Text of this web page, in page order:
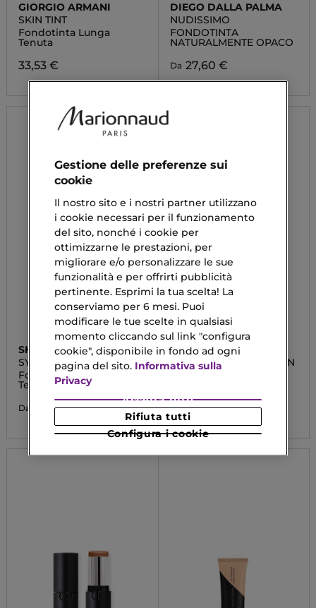
GIORGIO ARMANI
SKIN TINT
Fondotinta Lunga
Tenuta
33,53 €
DIEGO DALLA PALMA
NUDISSIMO
FONDOTINTA
NATURALMENTE OPACO
Da 27,60 €
SHISEIDO
SYNCHRO SKIN RADIANT
LIFTING
Fondotinta Lunga
Tenuta
Da 39,90 €
DOLCE&GABBANA
EVERLAST FOUNDATION
Da 38,35 €
Gestione delle preferenze sui
cookie
Il nostro sito e i nostri partner utilizzano
i cookie necessari per il funzionamento
del sito, nonché i cookie per
ottimizzarne le prestazioni, per
migliorare e/o personalizzare le sue
funzionalità e per offrirti pubblicità
pertinente. Esprimi la tua scelta! La
conserviamo per 6 mesi. Puoi
modificare le tue scelte in qualsiasi
momento cliccando sul link "configura
cookie", disponibile in fondo ad ogni
pagina del sito. Informativa sulla
Privacy
Configura i cookie
Rifiuta tutti
Accetta tutti